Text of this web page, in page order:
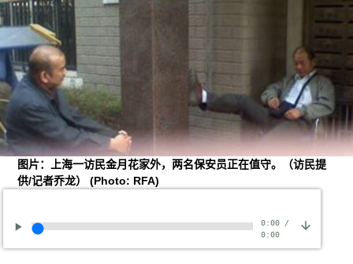
图片：上海一访民金月花家外，两名保安员正在值守。（访民提
供/记者乔龙）(Photo: RFA)
0:00/
0:00